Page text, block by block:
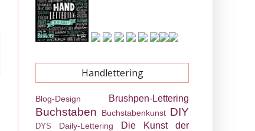
Handlettering
Blog-Design Brushpen-Lettering
Buchstaben Buchstabenkunst DIY
DYS Daily-Lettering
Die Kunst der